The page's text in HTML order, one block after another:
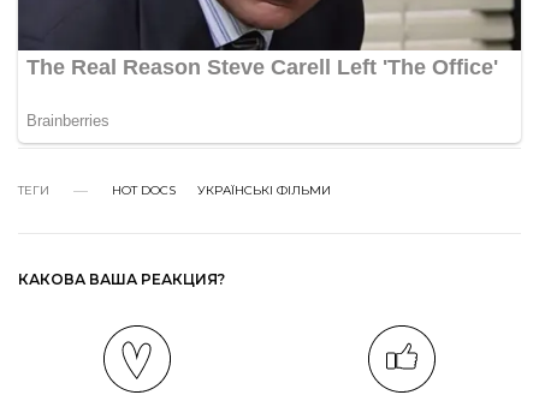
ТЕГИ HOT DOCS УКРАЇНСЬКІ ФІЛЬМИ
КАКОВА ВАША РЕАКЦИЯ?